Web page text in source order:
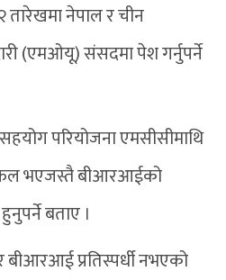
नेपाल र चीन
(एमओयू) संसदमा पेश गर्नुपर्ने
परियोजना एमसीसीमाथि
भएजस्तै बीआरआईको
बताए ।
प्रतिस्पर्धी नभएको